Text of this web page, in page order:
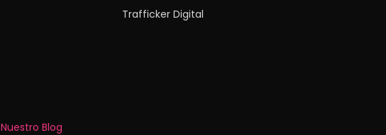
Trafficker Digital
Nuestro Blog